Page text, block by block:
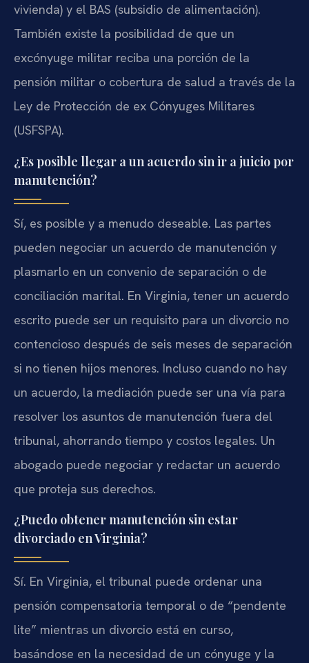
vivienda) y el BAS (subsidio de alimentación).
También existe la posibilidad de que un
excónyuge militar reciba una porción de la
pensión militar o cobertura de salud a través de la
Ley de Protección de ex Cónyuges Militares
(USFSPA).
¿Es posible llegar a un acuerdo sin ir a juicio por
manutención?
Sí, es posible y a menudo deseable. Las partes
pueden negociar un acuerdo de manutención y
plasmarlo en un convenio de separación o de
conciliación marital. En Virginia, tener un acuerdo
escrito puede ser un requisito para un divorcio no
contencioso después de seis meses de separación
si no tienen hijos menores. Incluso cuando no hay
un acuerdo, la mediación puede ser una vía para
resolver los asuntos de manutención fuera del
tribunal, ahorrando tiempo y costos legales. Un
abogado puede negociar y redactar un acuerdo
que proteja sus derechos.
¿Puedo obtener manutención sin estar
divorciado en Virginia?
Sí. En Virginia, el tribunal puede ordenar una
pensión compensatoria temporal o de “pendente
lite” mientras un divorcio está en curso,
basándose en la necesidad de un cónyuge y la